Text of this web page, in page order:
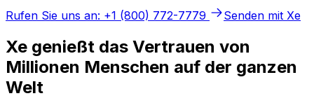
Rufen Sie uns an: +1 (800) 772-7779
Senden mit Xe
Xe genießt das Vertrauen von
Millionen Menschen auf der ganzen
Welt